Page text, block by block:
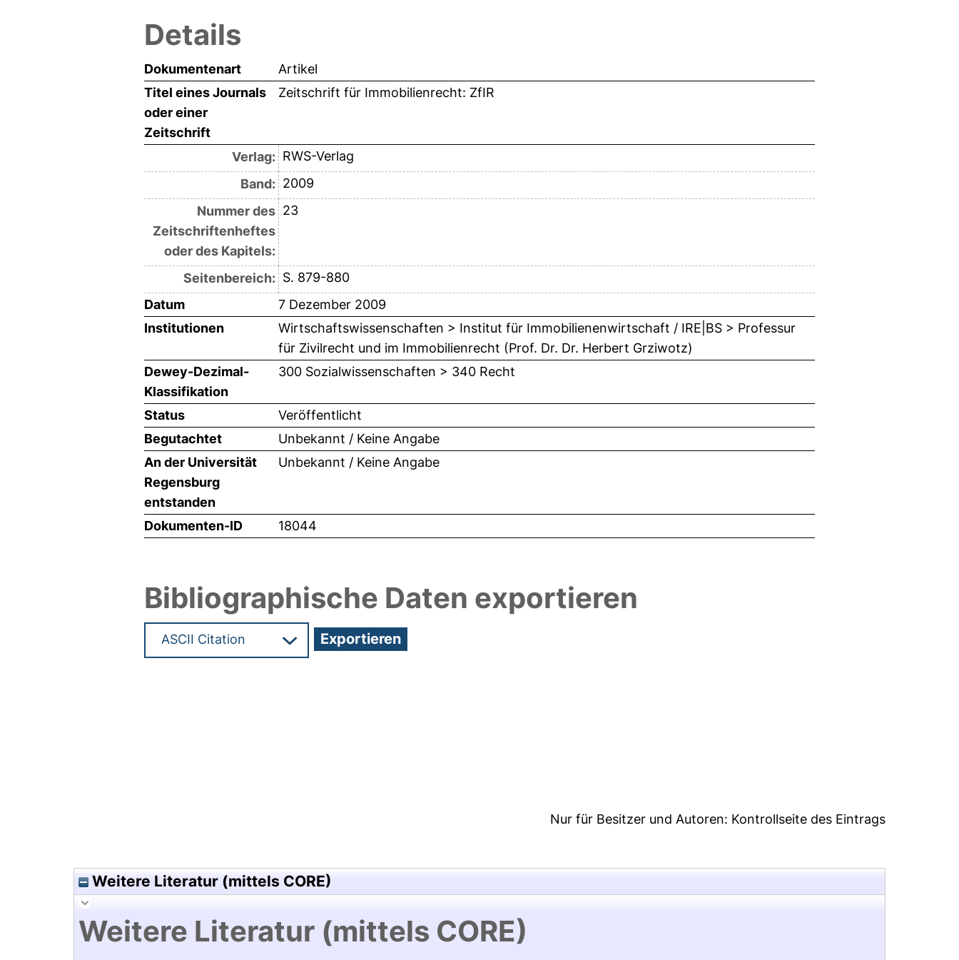
Details
Dokumentenart
Artikel
Titel eines Journals
oder einer
Zeitschrift
Zeitschrift für Immobilienrecht: ZfIR
Verlag: RWS-Verlag
Band: 2009
Nummer des
Zeitschriftenheftes
oder des Kapitels:
23
Seitenbereich: S. 879-880
Datum
7 Dezember 2009
Institutionen
Wirtschaftswissenschaften > Institut für Immobilienenwirtschaft / IRE|BS > Professur
für Zivilrecht und im Immobilienrecht (Prof. Dr. Dr. Herbert Grziwotz)
Dewey-Dezimal-
Klassifikation
300 Sozialwissenschaften > 340 Recht
Status
Veröffentlicht
Begutachtet
Unbekannt / Keine Angabe
An der Universität
Regensburg
entstanden
Unbekannt / Keine Angabe
Dokumenten-ID 18044
Bibliographische Daten exportieren
Nur für Besitzer und Autoren: Kontrollseite des Eintrags
Weitere Literatur (mittels CORE)
Weitere Literatur (mittels CORE)